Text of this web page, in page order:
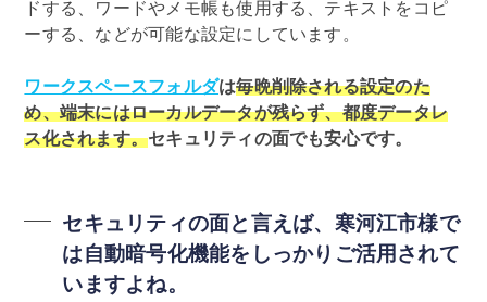
ドする、ワードやメモ帳も使用する、テキストをコピ
ーする、などが可能な設定にしています。
ワークスペースフォルダは毎晩削除される設定のた
め、端末にはローカルデータが残らず、都度データレ
ス化されます。セキュリティの面でも安心です。
セキュリティの面と言えば、寒河江市様で
は自動暗号化機能をしっかりご活用されて
いますよね。